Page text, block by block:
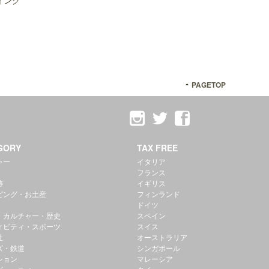
PAGETOP
ー
ング・お土産
カルチャー・歴史
ビティ・スポーツ
・鉄道
ョン
TAX FREE
イタリア
フランス
イギリス
フィンランド
ドイツ
スペイン
スイス
オーストラリア
シンガポール
マレーシア